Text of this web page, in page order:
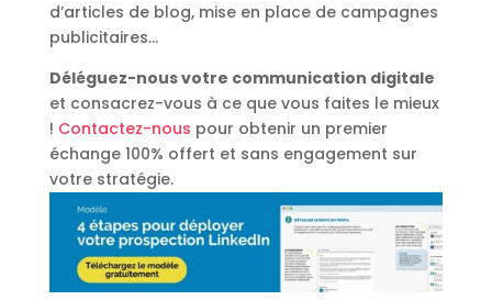
d’articles de blog, mise en place de campagnes
publicitaires…
Déléguez-nous votre communication digitale
et consacrez-vous à ce que vous faites le mieux
! Contactez-nous pour obtenir un premier
échange 100% offert et sans engagement sur
votre stratégie.